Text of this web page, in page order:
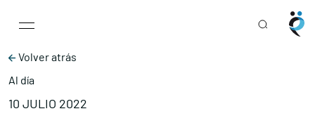
Main Navigation
Volver atrás
Al día
10 JULIO 2022